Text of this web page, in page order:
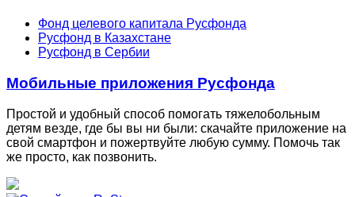
Фонд целевого капитала Русфонда
Русфонд в Казахстане
Русфонд в Сербии
Мобильные приложения Русфонда
Простой и удобный способ помогать тяжелобольным
детям везде, где бы вы ни были: скачайте приложение на
свой смартфон и пожертвуйте любую сумму. Помочь так
же просто, как позвонить.